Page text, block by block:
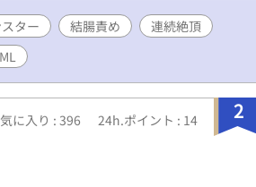
をしているが、毎日鏡を見てるわけ
美醜に興味がない。強さが正義とい
ス（攻） 属性：チート戦士で性欲バ
大雑把で口も悪い。国外で戦士をし
強さと口の悪さが災いして敵も多か
人しくしている。最初パデュノに話
かの罠かと思って淫蟲を使ってセッ
ノーテンキだとわかってからは、パ
ター 結腸責め
連続絶頂
ML
2
に入り : 396 24h.ポイント : 14